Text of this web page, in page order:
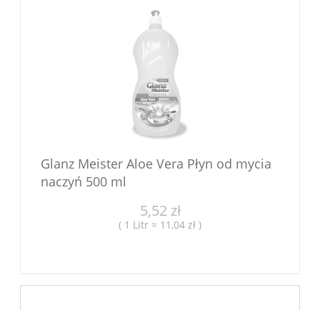
Glanz Meister Aloe Vera Płyn od mycia
naczyń 500 ml
5,52 zł
( 1 Litr = 11,04 zł )